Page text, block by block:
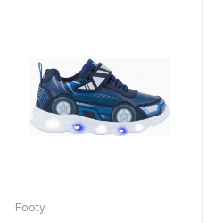
Footy